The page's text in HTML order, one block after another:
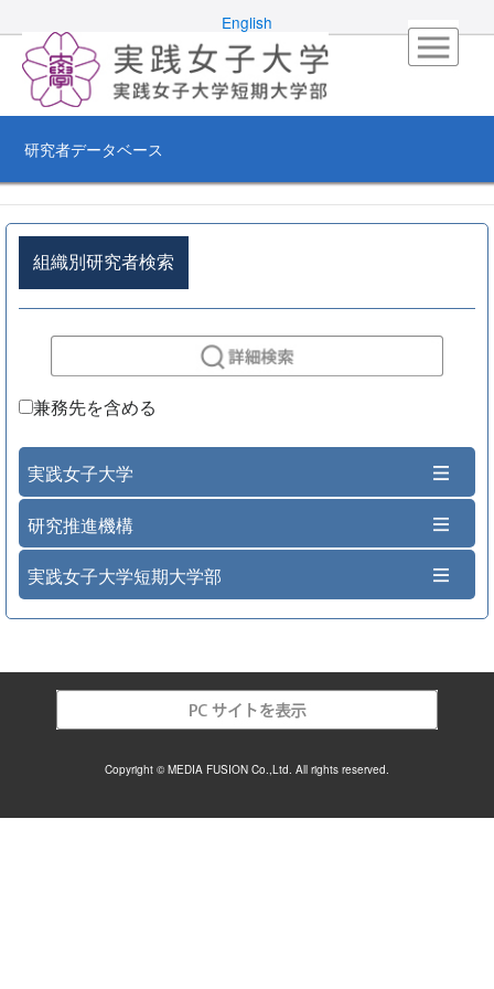
English
研究者データベース
組織別研究者検索
兼務先を含める
実践女子大学
研究推進機構
実践女子大学短期大学部
Copyright © MEDIA FUSION Co.,Ltd. All rights reserved.